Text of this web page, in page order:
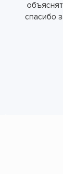
спасибо